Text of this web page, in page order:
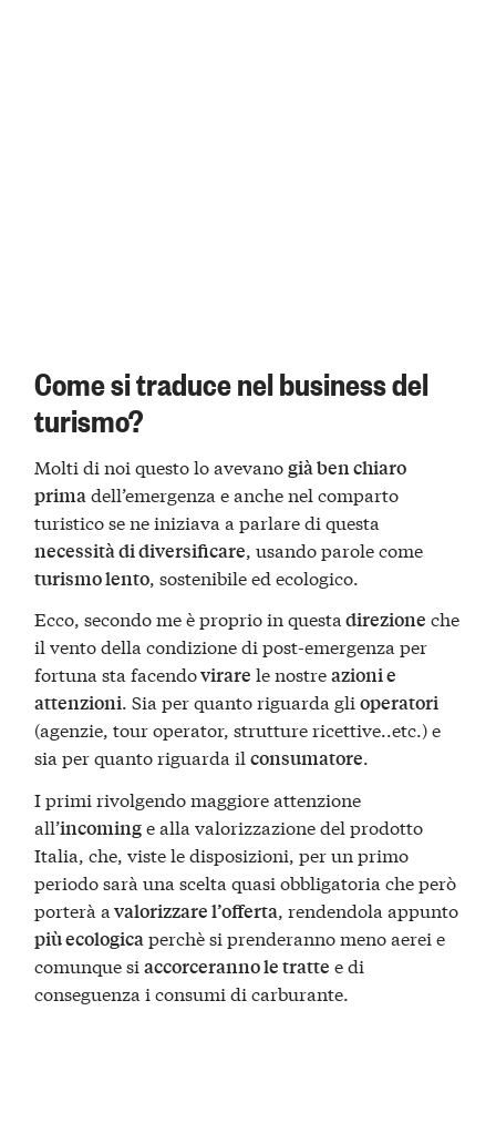
Come si traduce nel business del
turismo?
Molti di noi questo lo avevanogià ben chiaro
primadell’emergenza e anche nel comparto
turistico se ne iniziava a parlare di questa
necessità di diversificare, usando parole come
turismo lento, sostenibile ed ecologico.
Ecco, secondo me è proprio in questa direzione che
il vento della condizione di post-emergenza per
fortuna sta facendovirare le nostreazioni e
attenzioni. Sia per quanto riguarda glioperatori
(agenzie, tour operator, strutture ricettive..etc.) e
sia per quanto riguarda ilconsumatore.
I primi rivolgendo maggiore attenzione
all’incominge alla valorizzazione del prodotto
Italia, che, viste le disposizioni, per un primo
periodo sarà una scelta quasi obbligatoria che però
porterà a valorizzare l’offerta, rendendola appunto
più ecologicaperchè si prenderanno meno aerei e
comunque siaccorceranno le tratte e di
conseguenza i consumi di carburante.